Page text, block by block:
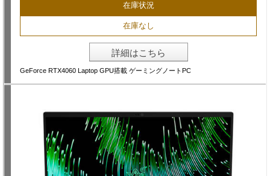
在庫状況
在庫なし
詳細はこちら
GeForce RTX4060 Laptop GPU搭載 ゲーミングノートPC